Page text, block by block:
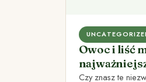
Owoc i liść
Czy znasz te